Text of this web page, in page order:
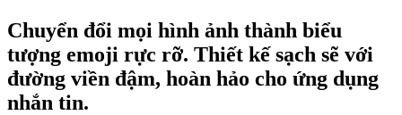
Chuyển đổi mọi hình ảnh thành biểu
tượng emoji rực rỡ. Thiết kế sạch sẽ với
đường viền đậm, hoàn hảo cho ứng dụng
nhắn tin.